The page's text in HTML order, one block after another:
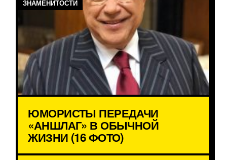
ЗНАМЕНИТОСТИ
ЮМОРИСТЫ ПЕРЕДАЧИ
«АНШЛАГ» В ОБЫЧНОЙ
ЖИЗНИ (16 ФОТО)